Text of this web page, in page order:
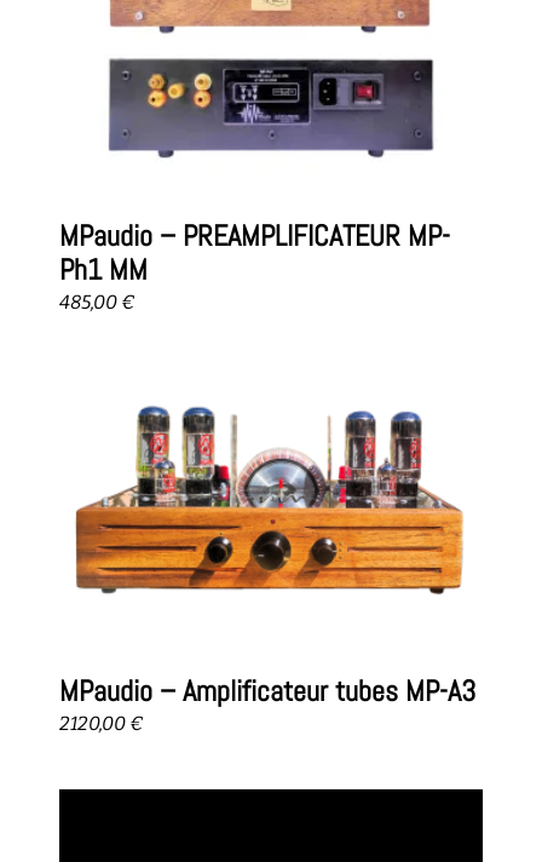
MPaudio – PREAMPLIFICATEUR MP-
Ph1 MM
485,00 €
MPaudio – Amplificateur tubes MP-A3
2120,00 €